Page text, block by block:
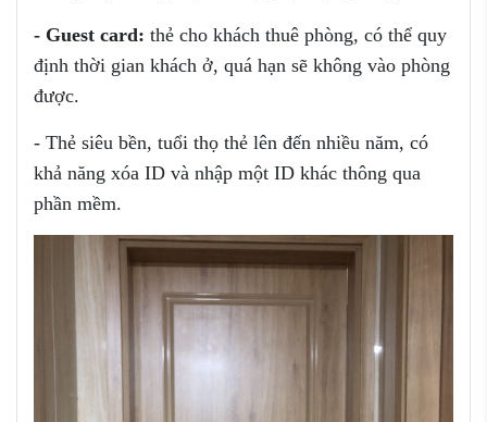
- Guest card: thẻ cho khách thuê phòng, có thể quy
định thời gian khách ở, quá hạn sẽ không vào phòng
được.
- Thẻ siêu bền, tuổi thọ thẻ lên đến nhiều năm, có
khả năng xóa ID và nhập một ID khác thông qua
phần mềm.